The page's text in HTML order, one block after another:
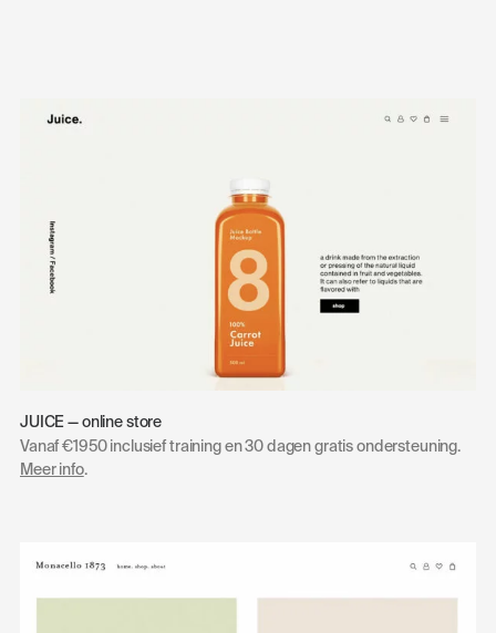
JUICE — online store
Vanaf €1950 inclusief training en 30 dagen gratis ondersteuning.
Meer info.